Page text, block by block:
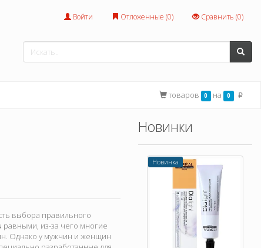
Войти Отложенные (0) Сравнить (0)
товаров 0 на 0 p
выбора правильного
равными, из-за чего многие
Однако у мужчин и женщин
Новинки
Новинка